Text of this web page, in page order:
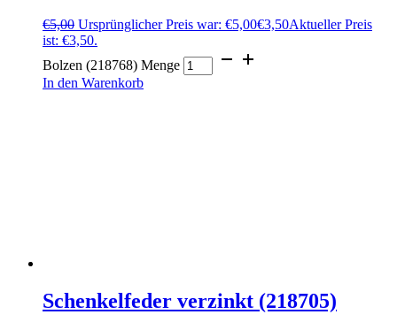
€5,00 Ursprünglicher Preis war: €5,00€3,50Aktueller Preis
ist: €3,50.
Bolzen (218768) Menge
In den Warenkorb
Schenkelfeder verzinkt (218705)